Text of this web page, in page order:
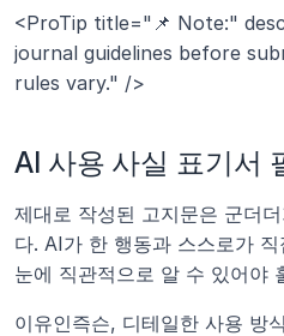
<ProTip title="📌 Note:"
journal guidelines before
rules vary." />
AI 사용 사실 표기서
제대로 작성된 고지문은 군더
다. AI가 한 행동과 스스로가
눈에 직관적으로 알 수 있어야
이유인즉슨, 디테일한 사용 방